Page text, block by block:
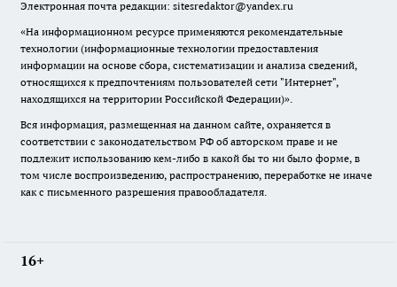
Электронная почта редакции: sitesredaktor@yandex.ru
«На информационном ресурсе применяются рекомендательные
технологии (информационные технологии предоставления
информации на основе сбора, систематизации и анализа сведений,
относящихся к предпочтениям пользователей сети "Интернет",
находящихся на территории Российской Федерации)».
Вся информация, размещенная на данном сайте, охраняется в
соответствии с законодательством РФ об авторском праве и не
подлежит использованию кем-либо в какой бы то ни было форме, в
том числе воспроизведению, распространению, переработке не иначе
как с письменного разрешения правообладателя.
16+